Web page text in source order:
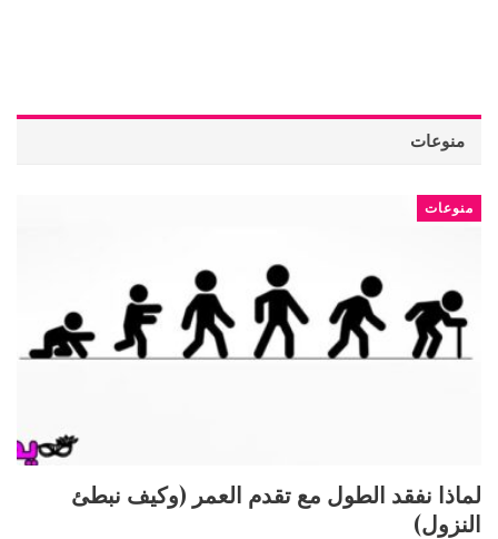
منوعات
منوعات
لماذا نفقد الطول مع تقدم العمر (وكيف نبطئ
النزول)